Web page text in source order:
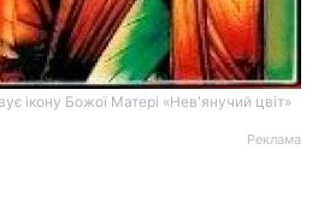
ікону Божої Матері «Нев'янучий цвіт»
Реклама